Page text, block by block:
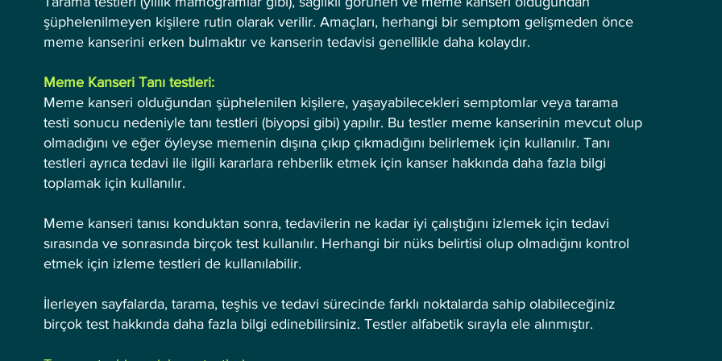
şüphelenilmeyen kişilere rutin olarak verilir. Amaçları, herhangi bir semptom gelişmeden önce
meme kanserini erken bulmaktır ve kanserin tedavisi genellikle daha kolaydır.
Meme Kanseri Tanı testleri:
Meme kanseri olduğundan şüphelenilen kişilere, yaşayabilecekleri semptomlar veya tarama
testi sonucu nedeniyle tanı testleri (biyopsi gibi) yapılır. Bu testler meme kanserinin mevcut olup
olmadığını ve eğer öyleyse memenin dışına çıkıp çıkmadığını belirlemek için kullanılır. Tanı
testleri ayrıca tedavi ile ilgili kararlara rehberlik etmek için kanser hakkında daha fazla bilgi
toplamak için kullanılır.
Meme kanseri tanısı konduktan sonra, tedavilerin ne kadar iyi çalıştığını izlemek için tedavi
sırasında ve sonrasında birçok test kullanılır. Herhangi bir nüks belirtisi olup olmadığını kontrol
etmek için izleme testleri de kullanılabilir.
İlerleyen sayfalarda, tarama, teşhis ve tedavi sürecinde farklı noktalarda sahip olabileceğiniz
birçok test hakkında daha fazla bilgi edinebilirsiniz. Testler alfabetik sırayla ele alınmıştır.